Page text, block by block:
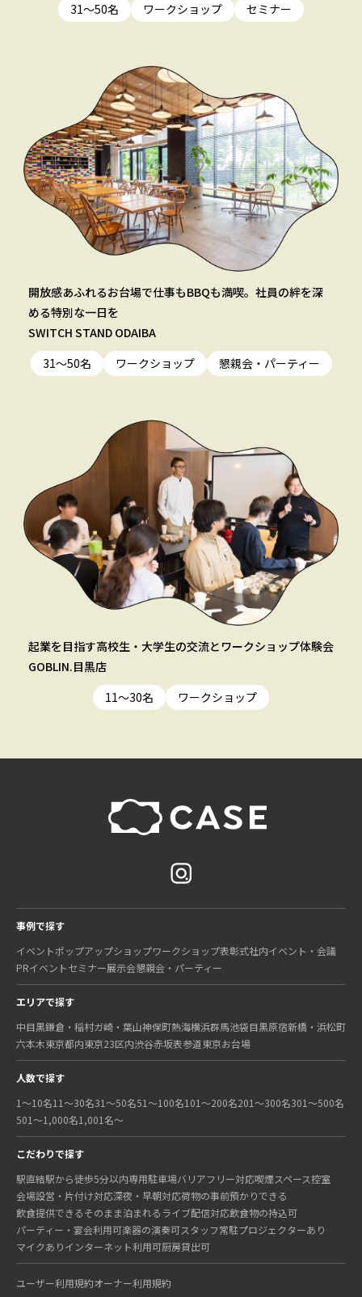
31〜50名
ワークショップ セミナー
開放感あふれるお台場で仕事もBBQも満喫。社員の絆を深
める特別な一日を
SWITCH STAND ODAIBA
31〜50名
ワークショップ 懇親会・パーティー
起業を目指す高校生・大学生の交流とワークショップ体験会
GOBLIN.目黒店
11〜30名
ワークショップ
事例で探す
イベントポップアップショップワークショップ表彰式社内イベント・会議
PRイベントセミナー展示会懇親会・パーティー
エリアで探す
中目黒鎌倉・稲村ガ崎・葉山神保町熱海横浜群馬池袋目黒原宿新橋・浜松町
六本木東京都内東京23区内渋谷赤坂表参道東京お台場
人数で探す
1〜10名11〜30名31〜50名51〜100名101〜200名201〜300名301〜500名
501〜1,000名1,001名〜
こだわりで探す
駅直結駅から徒歩5分以内専用駐車場バリアフリー対応喫煙スペース控室
会場設営・片付け対応深夜・早朝対応荷物の事前預かりできる
飲食提供できるそのまま泊まれる ライブ配信対応飲食物の持込可
パーティー・宴会利用可楽器の演奏可スタッフ常駐プロジェクターあり
マイクありインターネット利用可厨房貸出可
ユーザー利用規約オーナー利用規約